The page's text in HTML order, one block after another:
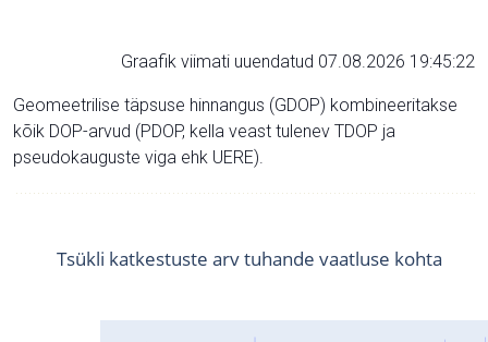
Graafik viimati uuendatud 07.08.2026 19:45:22
Geomeetrilise täpsuse hinnangus (GDOP) kombineeritakse
kõik DOP-arvud (PDOP, kella veast tulenev TDOP ja
pseudokauguste viga ehk UERE).
Tsükli katkestuste arv tuhande vaatluse kohta